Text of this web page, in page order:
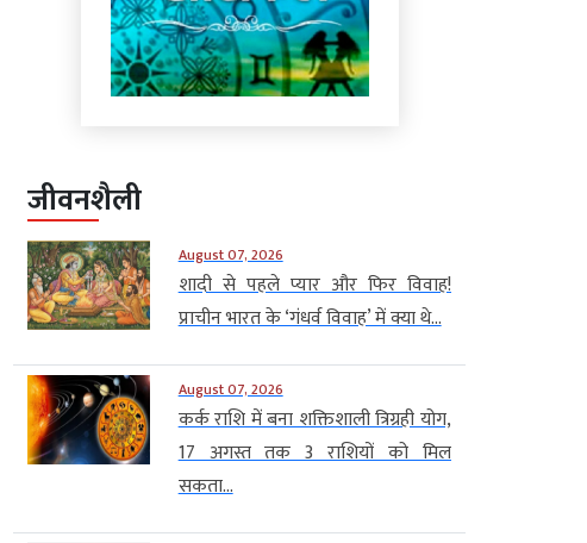
जीवनशैली
August 07, 2026
शादी से पहले प्यार और फिर विवाह!
प्राचीन भारत के ‘गंधर्व विवाह’ में क्या थे...
August 07, 2026
कर्क राशि में बना शक्तिशाली त्रिग्रही योग,
17 अगस्त तक 3 राशियों को मिल
सकता...